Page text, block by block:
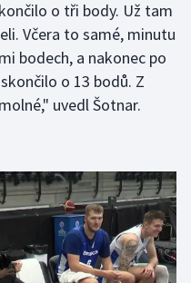
o tři body. Už tam
Včera to samé, minutu
bodech, a nakonec po
o 13 bodů. Z
uvedl Šotnar.